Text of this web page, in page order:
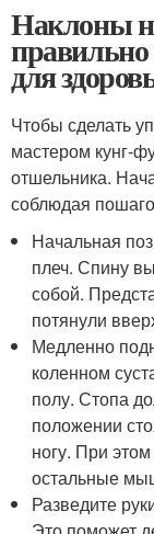
Наклоны
для
Чтобы сделать
мастером кунг-
отшельника.
соблюдая
Начальная
плеч. Спину
собой.
потянули
Медленно
коленном
полу. Стопа
положении
ногу. При
остальные
Разведите